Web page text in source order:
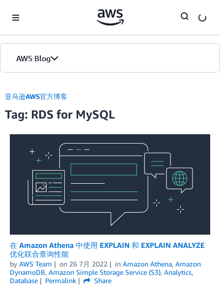
AWS Blog
首页
版本
亚马逊AWS官方博客
Tag: RDS for MySQL
在 Amazon Athena 中使用 EXPLAIN 和 EXPLAIN ANALYZE
优化联合查询性能
by AWS Team on 26 7月 2022 in Amazon Athena, Amazon
DynamoDB, Amazon Simple Storage Service (S3), Analytics,
Database
Permalink
Share